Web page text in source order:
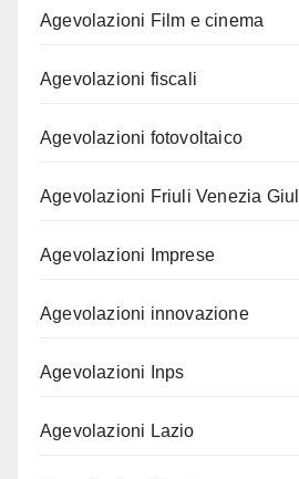
Agevolazioni Film e cinema
Agevolazioni fiscali
Agevolazioni fotovoltaico
Agevolazioni Friuli Venezia
Agevolazioni Imprese
Agevolazioni innovazione
Agevolazioni Inps
Agevolazioni Lazio